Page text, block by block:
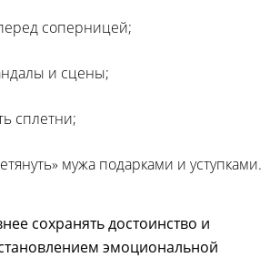
соперницей;
и сцены;
сплетни;
мужа подарками и уступками.
сохранять достоинство и
эмоциональной